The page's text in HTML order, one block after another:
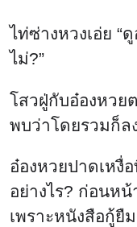
ไท่ซ่างหวงเอ่ย “
ไม่?”
โสวฝู่กับอ๋องหวย
พบว่าโดยรวมก็
อ๋องหวยปาดเหงื่
อย่างไร? ก่อนห
เพราะหนังสือกู้ยื